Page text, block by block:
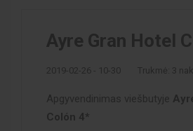
Ayre Gran Hotel
2019-02-26 - 10-30 Trukmė: 3
Apgyvendinimas viešbutyje
Colón 4*